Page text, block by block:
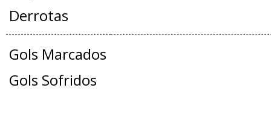
Derrotas
Gols Marcados
Gols Sofridos